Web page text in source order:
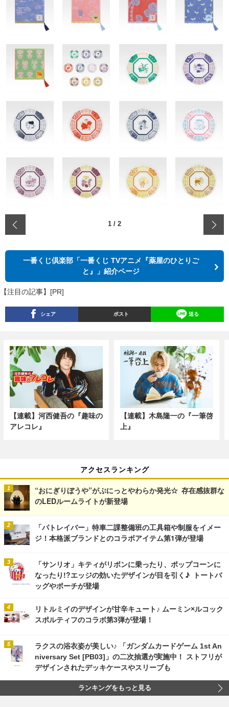
1 / 2
一番くじ倶楽部「一番くじ TVアニメ『薬屋のひとりご
と』」紹介ページ
【注目の記事】[PR]
シェア ポスト 送る
【連載】河西健吾の『趣味の
アレコレ』
【連載】木島隆一の『一筆啓
上』
アクセスランキング
“おにぎりぼうや”がぷにっとやわらか発光☆ 存在感抜群な
のLEDルームライトが新登場
「パトレイバー」特車二課整備班の工具箱や制服をイメー
ジ！本格派ブランドとのコラボアイテム第1弾が登場
「サンリオ」キティがリボンに乗ったり、ポップコーンに
なったり!?エッジの効いたデザインが目を引く♪ トートバ
ッグやポーチが登場
リトルミイのデザインが甘辛キュート♪ ムーミン×ルコック
スポルティフのコラボ第3弾が登場！
ラクスの浴衣姿が美しい♪ 「ガンダムカードゲーム 1st An
niversary Set [PB03]」の二次抽選が実施中！ ストフリが
デザインされたデッキケースやスリーブも
ランキングをもっと見る